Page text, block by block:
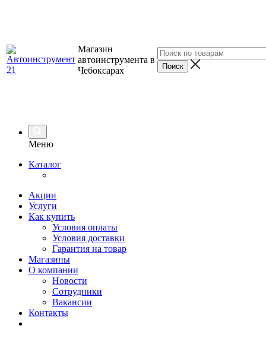
Магазин
автоинструмента в
Чебоксарах
Меню
Каталог
Акции
Услуги
Как купить
Условия оплаты
Условия доставки
Гарантия на товар
Магазины
О компании
Новости
Сотрудники
Вакансии
Контакты